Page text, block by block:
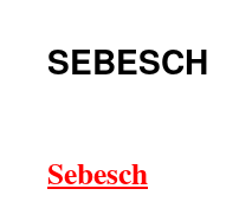
SEBESCH
Sebesch